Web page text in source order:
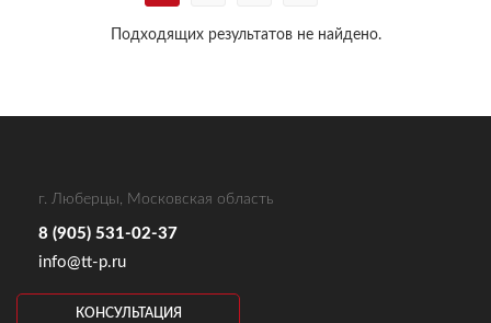
Подходящих результатов не найдено.
г. Люберцы, Московская область
8 (905) 531-02-37
info@tt-p.ru
КОНСУЛЬТАЦИЯ